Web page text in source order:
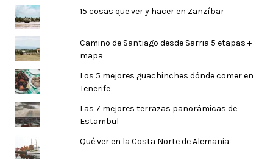
15 cosas que ver y hacer en Zanzíbar
Camino de Santiago desde Sarria 5 etapas +
mapa
Los 5 mejores guachinches dónde comer en
Tenerife
Las 7 mejores terrazas panorámicas de
Estambul
Qué ver en la Costa Norte de Alemania